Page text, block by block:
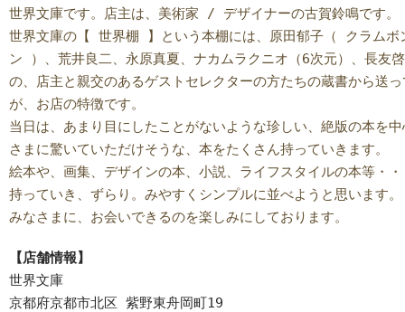
世界文庫です。店主は、美術家 / デザイナーの古賀鈴鳴です。
世界文庫の【 世界棚 】という本棚には、原田郁子（ クラム
ン ）、荒井良二、永原真夏、ナカムラクニオ（6次元）、長友
の、店主と親交のあるゲストセレクターの方たちの蔵書から送
が、お店の特徴です。
当日は、あまり目にしたことがないような珍しい、絶版の本
さまに驚いていただけそうな、本をたくさん持っていきます。
絵本や、画集、デザインの本、小説、ライフスタイルの本等・
持っていき、ずらり。みやすくシンプルに並べようと思います。
みなさまに、お会いできるのを楽しみにしております。
【店舗情報】
世界文庫
京都府京都市北区 紫野東舟岡町19